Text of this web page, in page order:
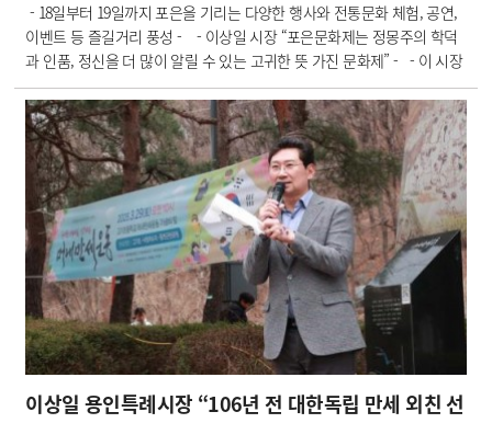
​- 18일부터 19일까지 포은을 기리는 다양한 행사와 전통문화 체험, 공연,
이벤트 등 즐길거리 풍성 - - 이상일 시장 “포은문화제는 정몽주의 학덕
과 인품, 정신을 더 많이 알릴 수 있는 고귀한 뜻 가진 문화제” - - 이 시장
“포은 정몽주를 존경한 조선시대의 선비 학포 양팽손과 우암 송시열의 유
적…
이상일 용인특례시장 “106년 전 대한독립 만세 외친 선